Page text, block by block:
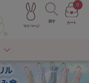
マイページ
探す カート
0